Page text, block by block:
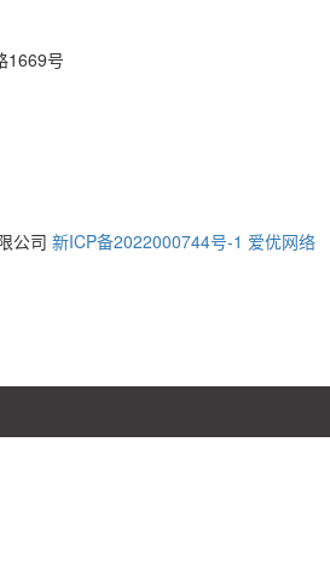
1669号
公司 新ICP备2022000744号-1 爱优网络